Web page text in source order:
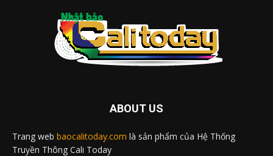
ABOUT US
Trang web baocalitoday.com là sản phẩm của Hệ Thống
Truyền Thông Cali Today